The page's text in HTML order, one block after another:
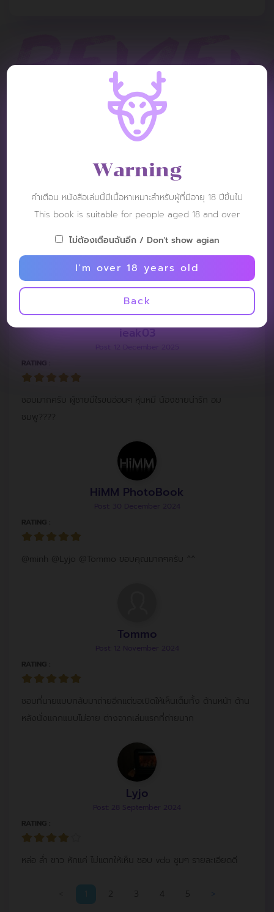
REVIEW
Khannomthai
RATING :
วีดีโอ behide the scene ดูไม่ได้ แก้ไขด่วนครับ ภาพสะใจม้ากก
นายแบบดี และโชว์ได้สุดยอดมาก
ieak03
RATING :
ชอบมากครับ ผู้ชายมีใรขนอ่อนๆ หุ่นหมี น้องชายน่ารัก อม
ชมพู????
HiMM PhotoBook
RATING :
@minh @Lyjo @Tommo ขอบคุณมากๆครับ ^^
Tommo
RATING :
ชอบที่นายแบบกลับมาถ่ายอีกแต่ขอเปิดให้เห็นเต็มทั้ง ด้านหน้า ด้าน
หลังนั่งแกกแบบไม่อาย ต่างจากเล่มแรกที่ถ่ายมาก
Lyjo
RATING :
หล่อ ล่ำ ขาว หักแค่ ไม่แตกให้เห็น ชอบ vdo ซูมๆ รายละเอียดดี
2 3 4 5 >
Warning
คำเตือน หนังสือเล่มนี้มีเนื้อหาเหมาะสำหรับผู้ที่มีอายุ 18 ปีขึ้นไป
This book is suitable for people aged 18 and over
ไม่ต้องเตือนฉันอีก / Don't show agian
I'm over 18 years old
Back